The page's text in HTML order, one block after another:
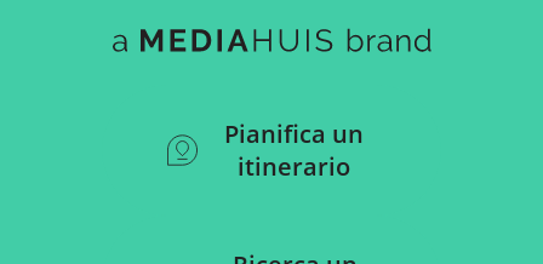
Pianifica un
itinerario